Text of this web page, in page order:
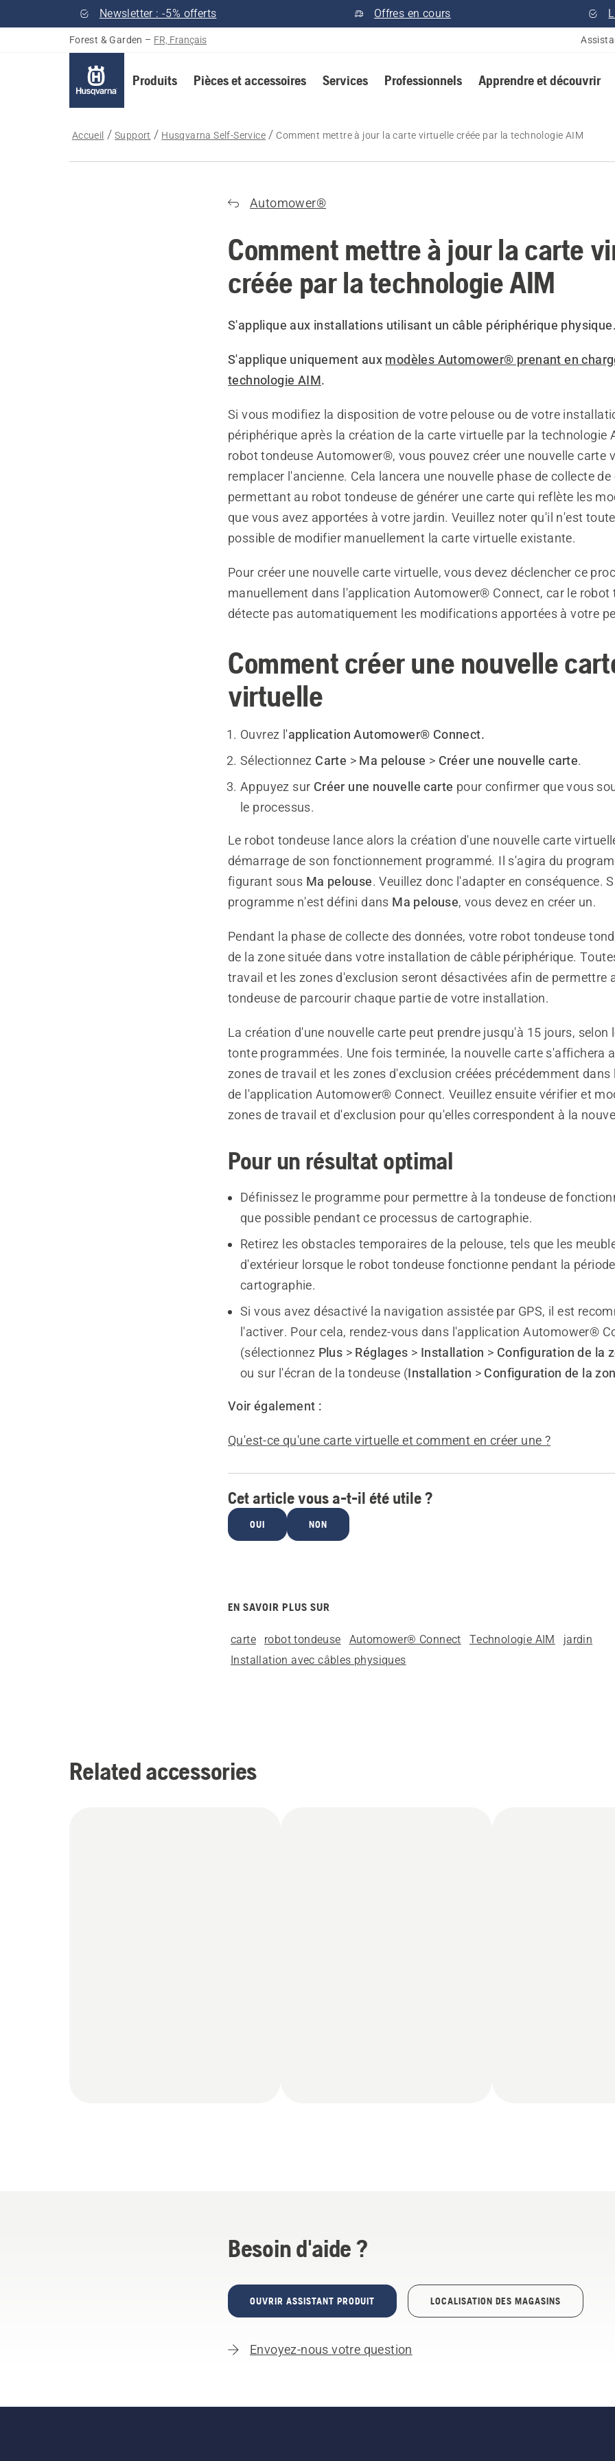
Newsletter : -5% offerts Offres en cours
Forest & Garden – FR, Français
Produits Pièces et accessoires Services Professionnels Apprendre et découvrir
Accueil Support Husqvarna Self-Service Comment mettre à jour la carte virtuelle créée par la technologie AIM
Automower®
Comment mettre à jour la carte
créée par la technologie AIM
S'applique aux installations utilisant un câble périphérique physique.
S'applique uniquement aux modèles Automower® prenant en
technologie AIM.
Si vous modifiez la disposition de votre pelouse ou de votre
périphérique après la création de la carte virtuelle par la technologie
robot tondeuse Automower®, vous pouvez créer une nouvelle carte
remplacer l'ancienne. Cela lancera une nouvelle phase de collecte de
permettant au robot tondeuse de générer une carte qui reflète les
que vous avez apportées à votre jardin. Veuillez noter qu'il n'est
possible de modifier manuellement la carte virtuelle existante.
Pour créer une nouvelle carte virtuelle, vous devez déclencher ce
manuellement dans l'application Automower® Connect, car le robot
détecte pas automatiquement les modifications apportées à votre
Comment créer une nouvelle
virtuelle
Ouvrez l'application Automower® Connect.
Sélectionnez Carte > Ma pelouse > Créer une nouvelle carte.
Appuyez sur Créer une nouvelle carte pour confirmer que vous
le processus.
Le robot tondeuse lance alors la création d'une nouvelle carte
démarrage de son fonctionnement programmé. Il s'agira du
figurant sous Ma pelouse. Veuillez donc l'adapter en conséquence.
programme n'est défini dans Ma pelouse, vous devez en créer un.
Pendant la phase de collecte des données, votre robot tondeuse
de la zone située dans votre installation de câble périphérique.
travail et les zones d'exclusion seront désactivées afin de permettre
tondeuse de parcourir chaque partie de votre installation.
La création d'une nouvelle carte peut prendre jusqu'à 15 jours, selon
tonte programmées. Une fois terminée, la nouvelle carte s'affichera
zones de travail et les zones d'exclusion créées précédemment dans
de l'application Automower® Connect. Veuillez ensuite vérifier et
zones de travail et d'exclusion pour qu'elles correspondent à la
Pour un résultat optimal
Définissez le programme pour permettre à la tondeuse de
que possible pendant ce processus de cartographie.
Retirez les obstacles temporaires de la pelouse, tels que les
d'extérieur lorsque le robot tondeuse fonctionne pendant la
cartographie.
Si vous avez désactivé la navigation assistée par GPS, il est
l'activer. Pour cela, rendez-vous dans l'application Automower®
(sélectionnez Plus > Réglages > Installation > Configuration de la
ou sur l'écran de la tondeuse (Installation > Configuration de la
Voir également :
Qu'est-ce qu'une carte virtuelle et comment en créer une ?
Cet article vous a-t-il été utile ?
OUI NON
EN SAVOIR PLUS SUR
carte robot tondeuse Automower® Connect Technologie AIM
jardin
Installation avec câbles physiques
Related accessories
Besoin d'aide ?
OUVRIR ASSISTANT PRODUIT LOCALISATION DES MAGASINS
Envoyez-nous votre question